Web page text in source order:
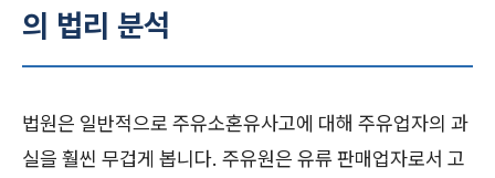
의 법리 분석
법원은 일반적으로 주유소혼유사고에 대해 주유업자의 과
실을 훨씬 무겁게 봅니다. 주유원은 유류 판매업자로서 고